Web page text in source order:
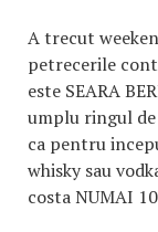
A trecut
petrecerile
este SEARA
umplu ringul
ca pentru
whisky sau
costa NUMAI